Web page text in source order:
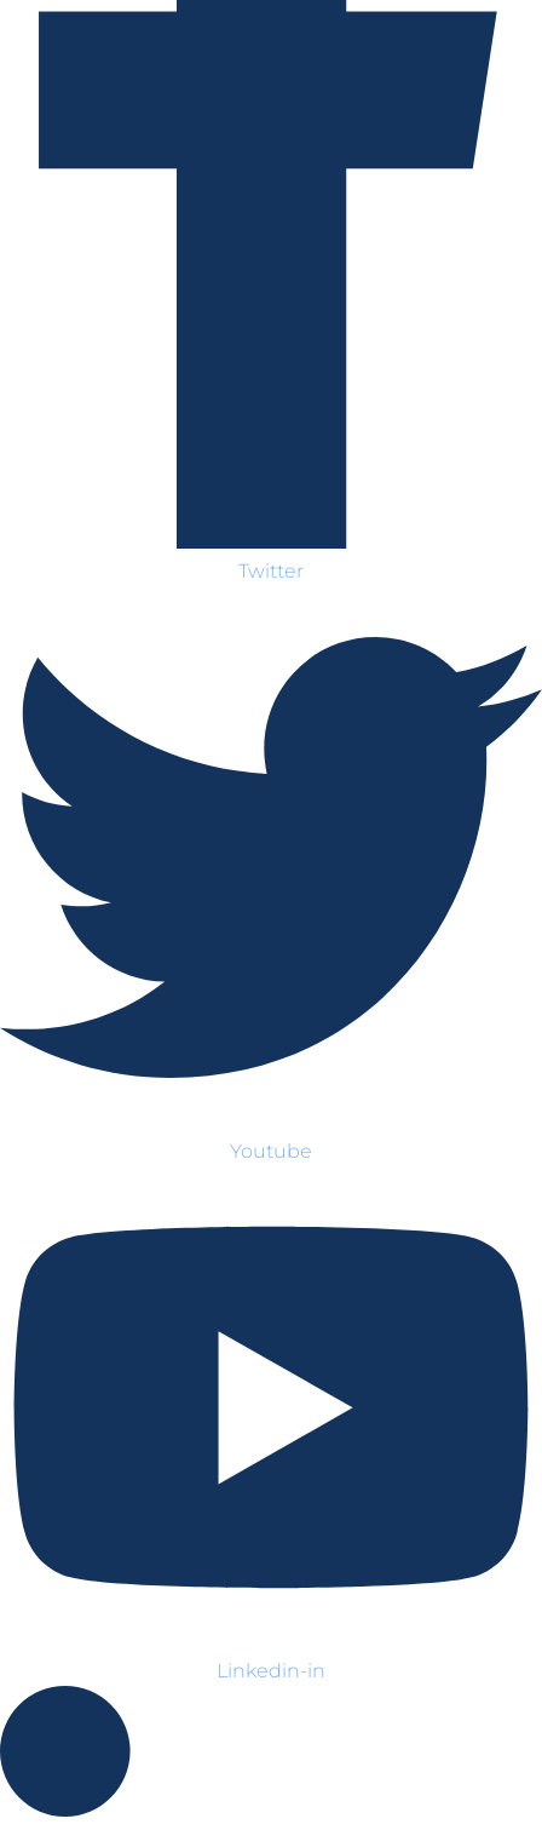
Twitter
Youtube
Linkedin-in